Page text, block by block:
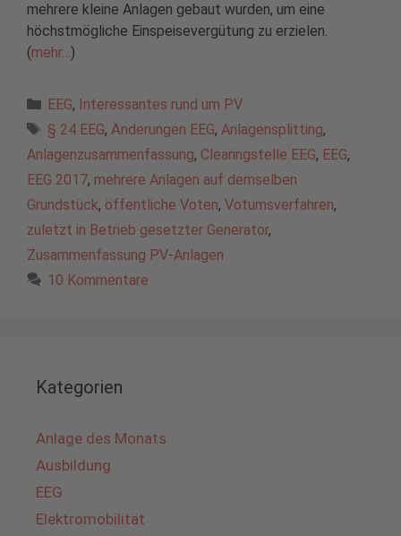
mehrere kleine Anlagen gebaut wurden, um eine
höchstmögliche Einspeisevergütung zu erzielen.
(mehr…)
Kategorien
EEG, Interessantes rund um PV
Schlagwörter
§ 24 EEG, Änderungen EEG, Anlagensplitting,
Anlagenzusammenfassung, Clearingstelle EEG, EEG,
EEG 2017, mehrere Anlagen auf demselben
Grundstück, öffentliche Voten, Votumsverfahren,
zuletzt in Betrieb gesetzter Generator,
Zusammenfassung PV-Anlagen
10 Kommentare
Kategorien
Anlage des Monats
Ausbildung
EEG
Elektromobilität